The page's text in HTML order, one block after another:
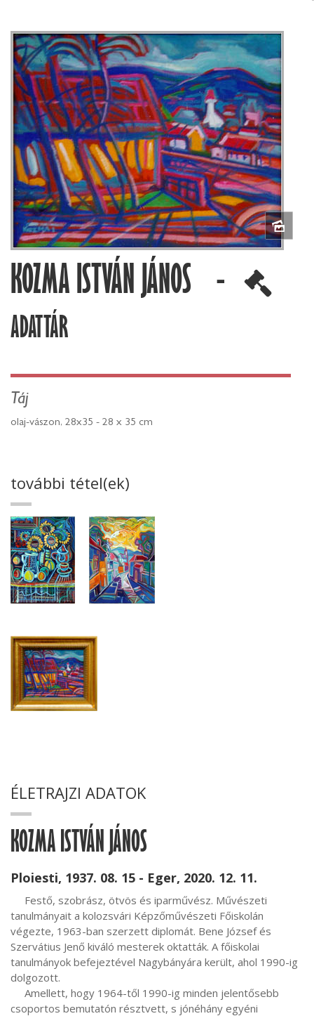
KOZMA ISTVÁN JÁNOS -
ADATTÁR
Táj
olaj-vászon, 28x35 - 28 x 35 cm
további tétel(ek)
ÉLETRAJZI ADATOK
KOZMA ISTVÁN JÁNOS
Ploiesti, 1937. 08. 15 - Eger, 2020. 12. 11.
tanulmányait a kolozsvári Képzőművészeti Főiskolán
végezte, 1963-ban szerzett diplomát. Bene József és
Szervátius Jenő kiváló mesterek oktatták. A főiskolai
tanulmányok befejeztével Nagybányára került, ahol 1990-ig
dolgozott.
csoportos bemutatón résztvett, s jónéhány egyéni